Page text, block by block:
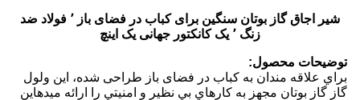
شیر اجاق گاز بوتان سنگین برای کباب در فضای باز ٬ فولاد ضد
زنگ ٬ یک کانکتور جهانی یک اینچ
توضیحات محصول:
براي علاقه مندان به کباب در فضای باز طراحی شده، اين ولول
گاز گاز بوتان مجهز به کارهاي بي نظير و امنيتي را ارائه ميدهاین